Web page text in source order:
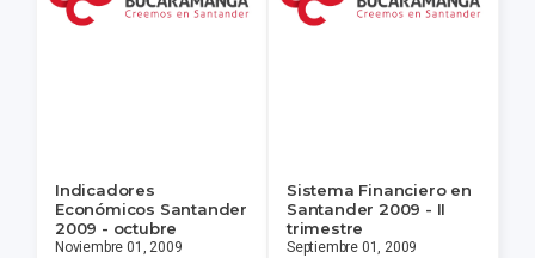
Indicadores
Económicos Santander
2009 - octubre
Noviembre 01, 2009
Sistema Financiero en
Santander 2009 - II
trimestre
Septiembre 01, 2009